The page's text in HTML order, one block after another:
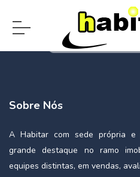
Sobre Nós
A Habitar com sede própria e
grande destaque no ramo
equipes distintas, em vendas,